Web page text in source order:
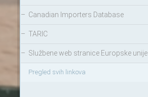
– Canadian Importers Database
– TARIC
– Službene web stranice Europske unije
Pregled svih linkova